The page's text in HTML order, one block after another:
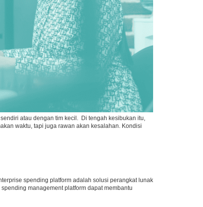
atau dengan tim kecil. Di tengah kesibukan itu,
waktu, tapi juga rawan akan kesalahan. Kondisi
spending platform adalah solusi perangkat lunak
management platform dapat membantu